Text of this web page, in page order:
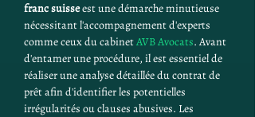
franc suisse est une démarche minutieuse
nécessitant l'accompagnement d'experts
comme ceux du cabinet AVB Avocats. Avant
d'entamer une procédure, il est essentiel de
réaliser une analyse détaillée du contrat de
prêt afin d'identifier les potentielles
irrégularités ou clauses abusives. Les